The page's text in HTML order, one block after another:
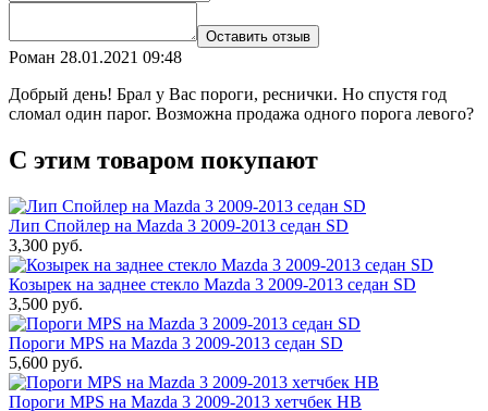
Оставить отзыв
Роман 28.01.2021 09:48
Добрый день! Брал у Вас пороги, реснички. Но спустя год
сломал один парог. Возможна продажа одного порога левого?
С этим товаром покупают
Лип Спойлер на Mazda 3 2009-2013 седан SD
3,300 руб.
Козырек на заднее стекло Mazda 3 2009-2013 седан SD
3,500 руб.
Пороги MPS на Mazda 3 2009-2013 седан SD
5,600 руб.
Пороги MPS на Mazda 3 2009-2013 хетчбек HB